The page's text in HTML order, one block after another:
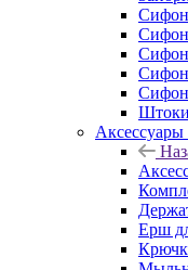
Аксессуары
Ерш